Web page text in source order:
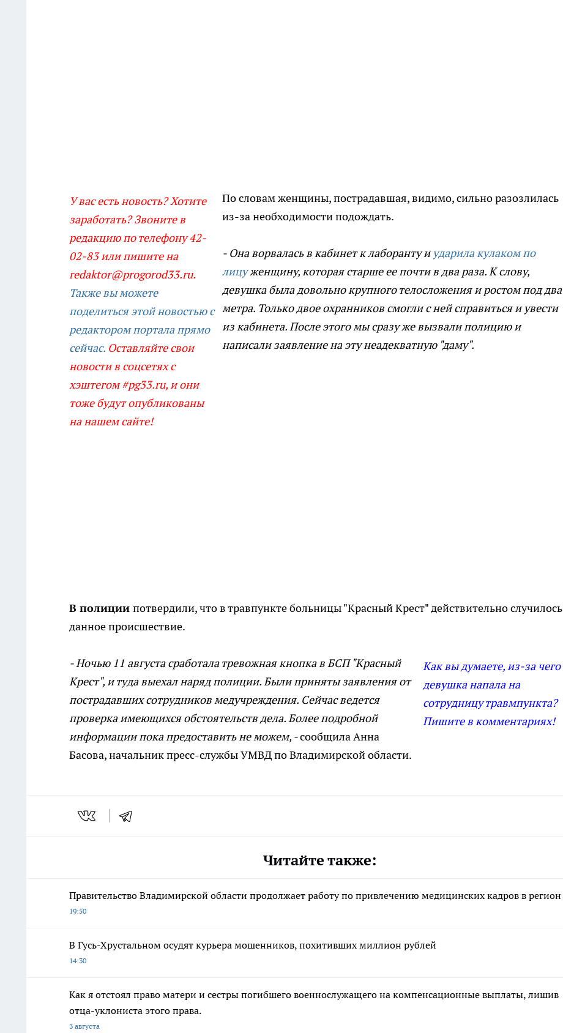
У вас есть новость? Хотите
заработать? Звоните в
редакцию по телефону 42-
02-83 или пишите на
redaktor@progorod33.ru.
Также вы можете
поделиться этой новостью с
редактором портала прямо
сейчас. Оставляйте свои
новости в соцсетях с
хэштегом #pg33.ru, и они
тоже будут опубликованы
на нашем сайте!
По словам женщины, пострадавшая, видимо, сильно разозлилась
из-за необходимости подождать.
- Она ворвалась в кабинет к лаборанту иударила кулаком по
лицуженщину, которая старше ее почти в два раза. К слову,
девушка была довольно крупного телосложения и ростом под два
метра. Только двое охранников смогли с ней справиться и увести
из кабинета. После этого мы сразу же вызвали полицию и
написали заявление на эту неадекватную "даму".
В полиции потвердили, что в травпункте больницы "Красный Крест" действительно случилось
данное происшествие.
Как вы думаете, из-за чего
девушка напала на
сотрудницу травмпункта?
Пишите в комментариях!
- Ночью 11 августа сработала тревожная кнопка в БСП "Красный
Крест", и туда выехал наряд полиции. Были приняты заявления от
пострадавших сотрудников медучреждения. Сейчас ведется
проверка имеющихся обстоятельств дела. Более подробной
информации пока предоставить не можем, -сообщила Анна
Басова, начальник пресс-службы УМВД по Владимирской области.
Читайте также:
Правительство Владимирской области продолжает работу по привлечению медицинских кадров в регион
19:50
В Гусь-Хрустальном осудят курьера мошенников, похитивших миллион рублей
14:30
Как я отстоял право матери и сестры погибшего военнослужащего на компенсационные выплаты, лишив
отца-уклониста этого права.
3 августа